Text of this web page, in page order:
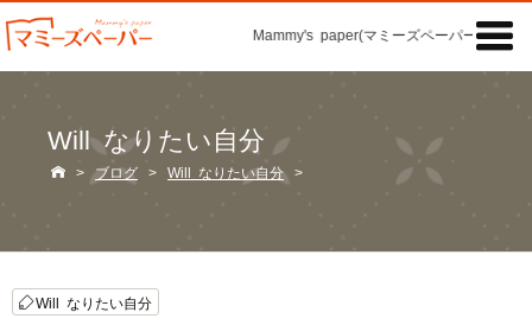
Mammy's paper(マミーズペーパー)の「記事

Will なりたい自分
 > ブログ > Will なりたい自分 >
Will なりたい自分